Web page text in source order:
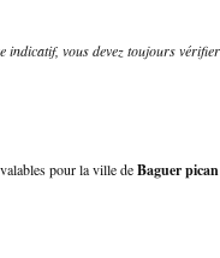
indicatif, vous devez toujours
pour la ville deBaguer pican